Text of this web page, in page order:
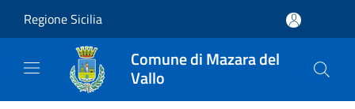
Regione Sicilia
Comune di Mazara del
Vallo